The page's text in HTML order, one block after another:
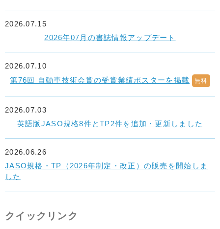
2026年07月の書誌情報アップデート
2026.07.15
第76回 自動車技術会賞の受賞業績ポスターを掲載 無料
2026.07.10
英語版JASO規格8件とTP2件を追加・更新しました
2026.07.03
JASO規格・TP（2026年制定・改正）の販売を開始しま
した
2026.06.26
クイックリンク